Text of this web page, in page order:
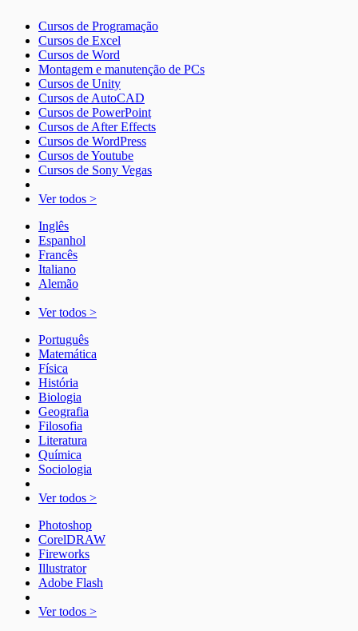
Cursos de Programação
Cursos de Excel
Cursos de Word
Montagem e manutenção de PCs
Cursos de Unity
Cursos de AutoCAD
Cursos de PowerPoint
Cursos de After Effects
Cursos de WordPress
Cursos de Youtube
Cursos de Sony Vegas
Ver todos >
Inglês
Espanhol
Francês
Italiano
Alemão
Ver todos >
Português
Matemática
Física
História
Biologia
Geografia
Filosofia
Literatura
Química
Sociologia
Ver todos >
Photoshop
CorelDRAW
Fireworks
Illustrator
Adobe Flash
Ver todos >